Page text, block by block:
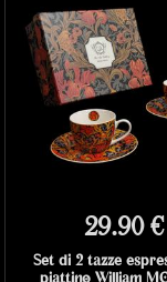
29.90 €
Set di 2 tazze
piattino William